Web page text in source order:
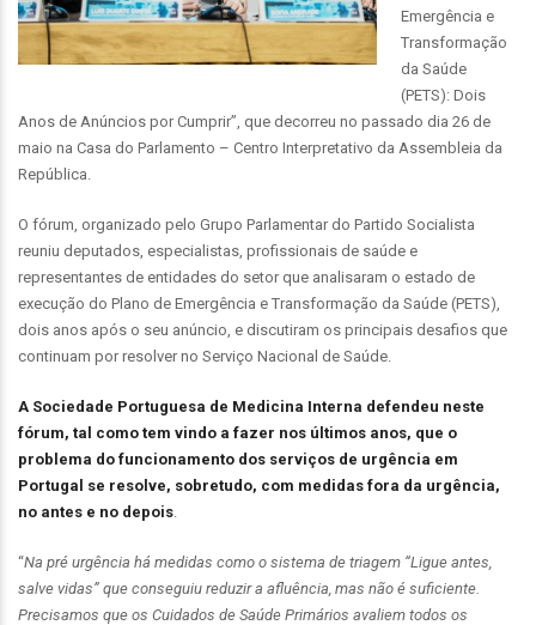
Emergência e
Transformação
da Saúde
(PETS): Dois
Anos de Anúncios por Cumprir”, que decorreu no passado dia 26 de
maio na Casa do Parlamento – Centro Interpretativo da Assembleia da
República.
O fórum, organizado pelo Grupo Parlamentar do Partido Socialista
reuniu deputados, especialistas, profissionais de saúde e
representantes de entidades do setor que analisaram o estado de
execução do Plano de Emergência e Transformação da Saúde (PETS),
dois anos após o seu anúncio, e discutiram os principais desafios que
continuam por resolver no Serviço Nacional de Saúde.
A Sociedade Portuguesa de Medicina Interna defendeu neste
fórum, tal como tem vindo a fazer nos últimos anos, que o
problema do funcionamento dos serviços de urgência em
Portugal se resolve, sobretudo, com medidas fora da urgência,
no antes e no depois.
“Na pré urgência há medidas como o sistema de triagem “Ligue antes,
salve vidas” que conseguiu reduzir a afluência, mas não é suficiente.
Precisamos que os Cuidados de Saúde Primários avaliem todos os